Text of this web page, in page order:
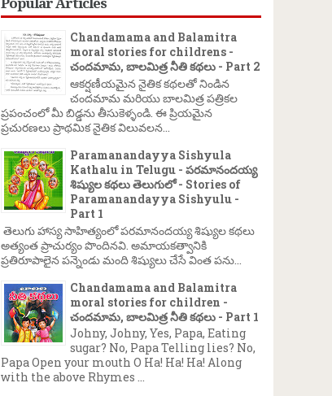
Chandamama and Balamitra
moral stories for childrens -
చందమామ, బాలమిత్ర నీతి కథలు - Part 2
ఆకర్షణీయమైన నైతిక కథలతో నిండిన
చందమామ మరియు బాలమిత్ర పత్రికల
ప్రపంచంలో మీ బిడ్డను తీసుకెళ్ళండి. ఈ ప్రియమైన
ప్రచురణలు ప్రాథమిక నైతిక విలువలన...
Paramanandayya Sishyula
Kathalu in Telugu - పరమానందయ్య
శిష్యుల కథలు తెలుగులో - Stories of
Paramanandayya Sishyulu -
Part 1
తెలుగు హాస్య సాహిత్యంలో పరమానందయ్య శిష్యుల కథలు
అత్యంత ప్రాచుర్యం పొందినవి. అమాయకత్వానికి
ప్రతిరూపాలైన పన్నెండు మంది శిష్యులు చేసే వింత పను...
Chandamama and Balamitra
moral stories for children -
చందమామ, బాలమిత్ర నీతి కథలు - Part 1
Johny, Johny, Yes, Papa, Eating
sugar? No, Papa Telling lies? No,
Papa Open your mouth O Ha! Ha! Ha! Along
with the above Rhymes ...